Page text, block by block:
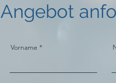
Angebot
Vorname